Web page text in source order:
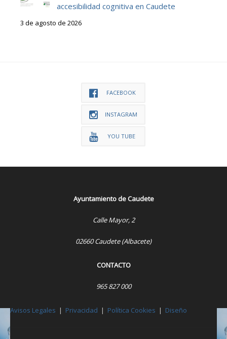
accesibilidad cognitiva en Caudete
3 de agosto de 2026
FACEBOOK
INSTAGRAM
YOU TUBE
Ayuntamiento de Caudete
Calle Mayor, 2
02660 Caudete (Albacete)
CONTACTO
965 827 000
Avisos Legales | Privacidad | Política Cookies | Diseño